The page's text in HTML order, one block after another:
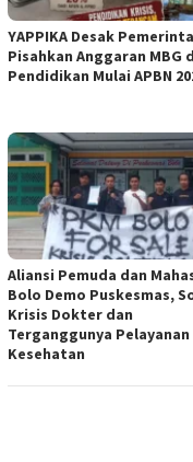
YAPPIKA Desak
Pisahkan Anggaran MBG
Pendidikan Mulai APBN
Aliansi Pemuda dan
Bolo Demo Puskesmas,
Krisis Dokter dan
Terganggunya Pelayanan
Kesehatan